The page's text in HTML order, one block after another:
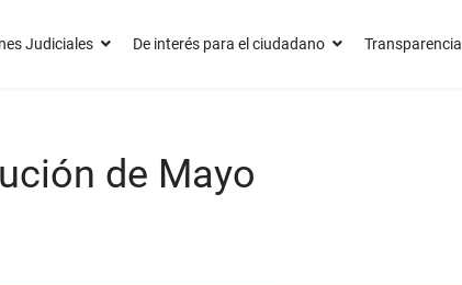
Judiciales De interés para el ciudadano Transparencia
de Mayo